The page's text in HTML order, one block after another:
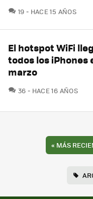
19 COMENTARIOS
HACE 15 AÑOS
El hotspot WiFi
todos los iPhones
marzo
36 COMENTARIOS
HACE 16 AÑOS
« MÁS